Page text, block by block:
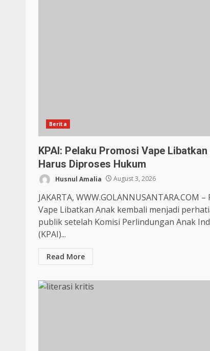
Berita
KPAI: Pelaku Promosi Vape
Harus Diproses Hukum
Husnul Amalia August 3, 2026
JAKARTA, WWW.GOLANNUSANTARA.COM
Vape Libatkan Anak kembali menjadi
publik setelah Komisi Perlindungan Anak
(KPAI)...
Read More